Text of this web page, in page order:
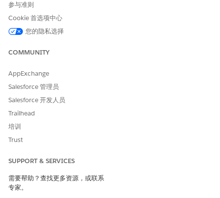
参与准则
Cookie 首选项中心
您的隐私选择
COMMUNITY
AppExchange
Salesforce 管理员
Salesforce 开发人员
Trailhead
培训
Trust
SUPPORT & SERVICES
需要帮助？查找更多资源，或联系
专家。